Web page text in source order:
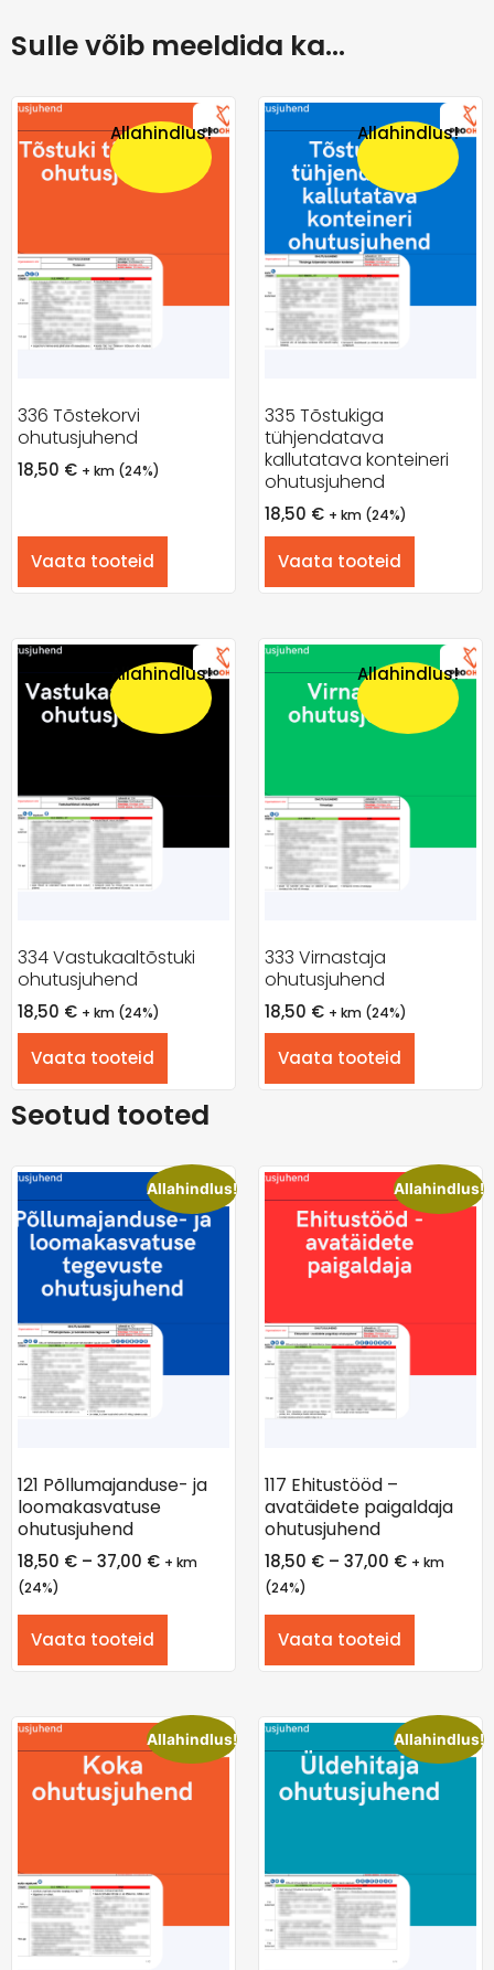
Sulle võib meeldida ka…
Allahindlus!
336 Tõstekorvi
ohutusjuhend
18,50 € + km (24%)
Vaata tooteid
Allahindlus!
335 Tõstukiga
tühjendatava
kallutatava konteineri
ohutusjuhend
18,50 € + km (24%)
Vaata tooteid
Allahindlus!
334 Vastukaaltõstuki
ohutusjuhend
18,50 € + km (24%)
Vaata tooteid
Allahindlus!
333 Virnastaja
ohutusjuhend
18,50 € + km (24%)
Vaata tooteid
Seotud tooted
Allahindlus!
121 Põllumajanduse- ja
loomakasvatuse
ohutusjuhend
18,50 € – 37,00 € + km
(24%)
Vaata tooteid
Allahindlus!
117 Ehitustööd –
avatäidete paigaldaja
ohutusjuhend
18,50 € – 37,00 € + km
(24%)
Vaata tooteid
Allahindlus! Allahindlus!